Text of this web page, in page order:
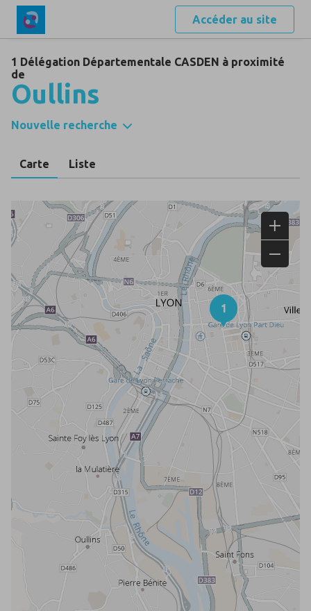
Accéder au site
1 Délégation Départementale CASDEN à proximité
de
Oullins
Nouvelle recherche
Carte Liste
1